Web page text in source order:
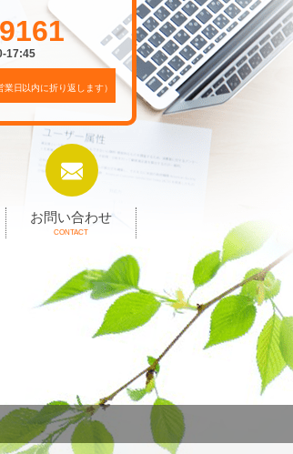
17:45
業日以内に折り返します）
お問い合わせ
CONTACT